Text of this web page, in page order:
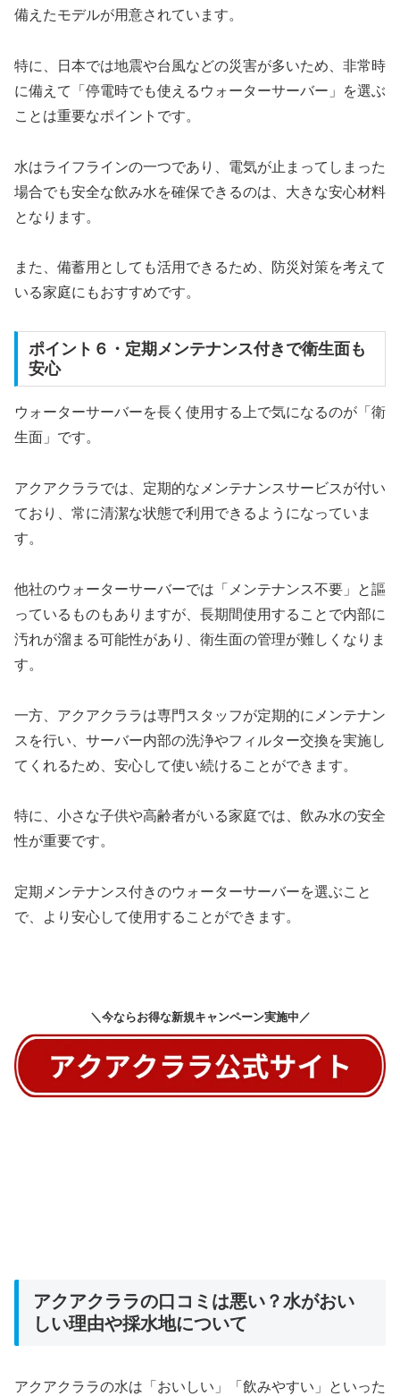
備えたモデルが用意されています。
特に、日本では地震や台風などの災害が多いため、非常時
に備えて「停電時でも使えるウォーターサーバー」を選ぶ
ことは重要なポイントです。
水はライフラインの一つであり、電気が止まってしまった
場合でも安全な飲み水を確保できるのは、大きな安心材料
となります。
また、備蓄用としても活用できるため、防災対策を考えて
いる家庭にもおすすめです。
ポイント６・定期メンテナンス付きで衛生面も
安心
ウォーターサーバーを長く使用する上で気になるのが「衛
生面」です。
アクアクララでは、定期的なメンテナンスサービスが付い
ており、常に清潔な状態で利用できるようになっていま
す。
他社のウォーターサーバーでは「メンテナンス不要」と謳
っているものもありますが、長期間使用することで内部に
汚れが溜まる可能性があり、衛生面の管理が難しくなりま
す。
一方、アクアクララは専門スタッフが定期的にメンテナン
スを行い、サーバー内部の洗浄やフィルター交換を実施し
てくれるため、安心して使い続けることができます。
特に、小さな子供や高齢者がいる家庭では、飲み水の安全
性が重要です。
定期メンテナンス付きのウォーターサーバーを選ぶこと
で、より安心して使用することができます。
＼今ならお得な新規キャンペーン実施中／
アクアクララの口コミは悪い？水がおい
しい理由や採水地について
アクアクララの水は「おいしい」「飲みやすい」といった